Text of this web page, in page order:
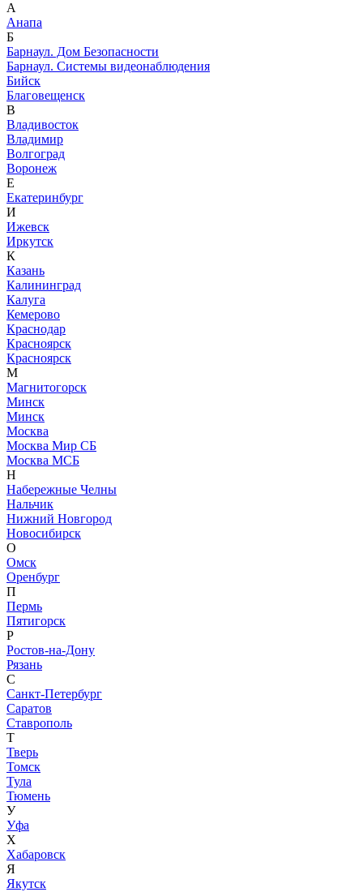
А
Анапа
Б
Барнаул. Дом Безопасности
Барнаул. Системы видеонаблюдения
Бийск
Благовещенск
В
Владивосток
Владимир
Волгоград
Воронеж
Е
Екатеринбург
И
Ижевск
Иркутск
К
Казань
Калининград
Калуга
Кемерово
Краснодар
Красноярск
Красноярск
М
Магнитогорск
Минск
Минск
Москва
Москва Мир СБ
Москва МСБ
Н
Набережные Челны
Нальчик
Нижний Новгород
Новосибирск
О
Омск
Оренбург
П
Пермь
Пятигорск
Р
Ростов-на-Дону
Рязань
С
Санкт-Петербург
Саратов
Ставрополь
Т
Тверь
Томск
Тула
Тюмень
У
Уфа
Х
Хабаровск
Я
Якутск